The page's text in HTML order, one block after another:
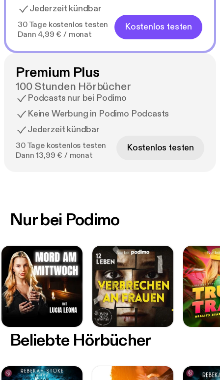
Jederzeit kündbar
30 Tage kostenlos testen
Dann 4,99 € / monat
Kostenlos testen
Premium Plus
100 Stunden Hörbücher
Podcasts nur bei Podimo
Keine Werbung in Podimo Podcasts
Jederzeit kündbar
30 Tage kostenlos testen
Dann 13,99 € / monat
Kostenlos testen
Nur bei Podimo
Beliebte Hörbücher